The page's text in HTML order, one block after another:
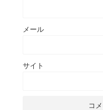
メール
サイト